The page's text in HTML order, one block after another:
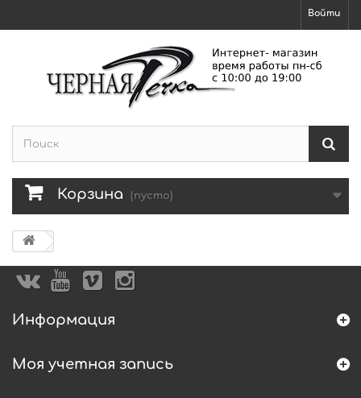
Войти
Корзина (пусто)
Информация
Моя учетная запись